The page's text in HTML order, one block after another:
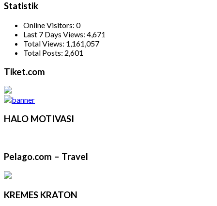
Statistik
Online Visitors: 0
Last 7 Days Views: 4,671
Total Views: 1,161,057
Total Posts: 2,601
Tiket.com
HALO MOTIVASI
Pelago.com – Travel
KREMES KRATON